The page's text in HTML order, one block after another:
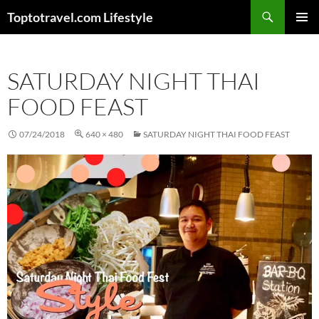
Toptotravel.com Lifestyle
SATURDAY NIGHT THAI
FOOD FEAST
07/24/2018 640 × 480 SATURDAY NIGHT THAI FOOD FEAST